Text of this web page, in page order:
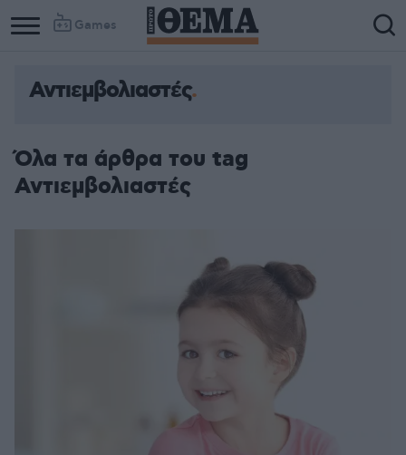
Games
Column
Column
Αντιεμβολιαστές
Όλα τα άρθρα του tag
Αντιεμβολιαστές